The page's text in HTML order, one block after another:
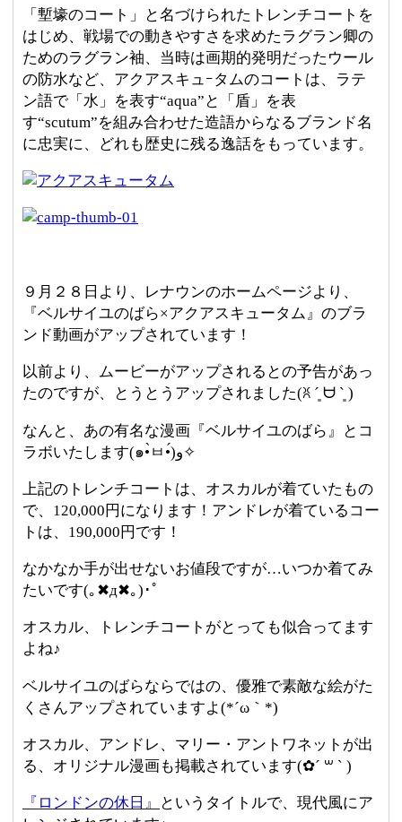
「塹壕のコート」と名づけられたトレンチコートを
はじめ、戦場での動きやすさを求めたラグラン卿の
ためのラグラン袖、当時は画期的発明だったウール
の防水など、アクアスキュｰタムのコートは、ラテ
ン語で「水」を表す“aqua”と「盾」を表
す“scutum”を組み合わせた造語からなるブランド名
に忠実に、どれも歴史に残る逸話をもっています。
９月２８日より、レナウンのホームページより、
『ベルサイユのばら×アクアスキュータム』のブラ
ンド動画がアップされています！
以前より、ムービーがアップされるとの予告があっ
たのですが、とうとうアップされました(ꐦ ´͈ ᗨ `͈ )
なんと、あの有名な漫画『ベルサイユのばら』とコ
ラボいたします(๑•̀ㅂ•́)و✧
上記のトレンチコートは、オスカルが着ていたもの
で、120,000円になります！アンドレが着ているコー
トは、190,000円です！
なかなか手が出せないお値段ですが…いつか着てみ
たいです(｡✖д✖｡)･ﾟ
オスカル、トレンチコートがとっても似合ってます
よね♪
ベルサイユのばらならではの、優雅で素敵な絵がた
くさんアップされていますよ(*´ω｀*)
オスカル、アンドレ、マリー・アントワネットが出
る、オリジナル漫画も掲載されています(✿´ ꒳ ` )
『ロンドンの休日』
というタイトルで、現代風にア